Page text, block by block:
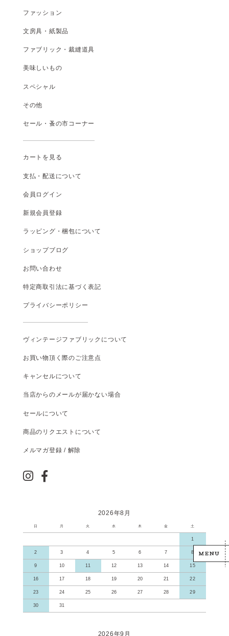
ファッション
文房具・紙製品
ファブリック・裁縫道具
美味しいもの
スペシャル
その他
セール・蚤の市コーナー
カートを見る
支払 ・配送について
会員ログイン
新規会員登録
ラッピング・梱包について
ショップブログ
お問い合わせ
特定商取引法に基づく表記
プライバシーポリシー
ヴィンテージファブリックについて
お買い物頂く際のご注意点
キャンセルについて
当店からのメールが届かない場合
セールについて
商品のリクエストについて
メルマガ登録 / 解除
2026年8月
日 月 火 水 木 金 土
1
2 3 4 5 6 7 8
9 10 11 12 13 14 15
16 17 18 19 20 21 22
23 24 25 26 27 28 29
30 31
2026年9月